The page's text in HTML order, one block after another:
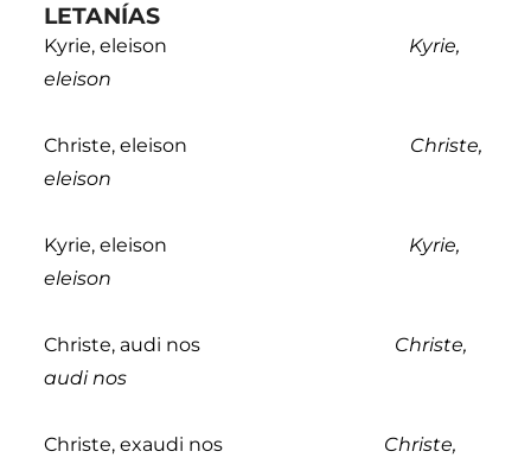
LETANÍAS
Kyrie, eleison Kyrie,
eleison
Christe, eleison Christe,
eleison
Kyrie, eleison Kyrie,
eleison
Christe, audi nos Christe,
audi nos
Christe, exaudi nos Christe,